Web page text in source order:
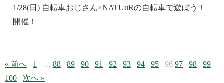
1/28(日) 自転車おじさん×NATUuRの自転車で遊ぼう！
開催！
« 前へ 1 … 88 89 90 91 92 93 94 95 96 97 98
99
100
次へ »